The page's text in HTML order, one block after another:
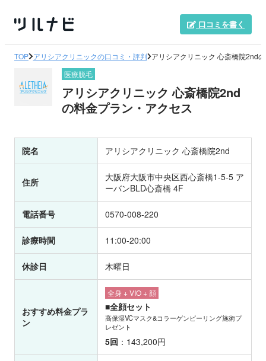
口コミを書く
TOP アリシアクリニックの口コミ・評判 アリシアクリニック 心斎橋院2nd
医療脱毛
アリシアクリニック 心斎橋院2nd
の料金プラン・アクセス
院名 アリシアクリニック 心斎橋院2nd
住所
大阪府大阪市中央区西心斎橋1-5-5 ア
ーバンBLD心斎橋 4F
電話番号 0570-008-220
診療時間 11:00-20:00
休診日 木曜日
おすすめ料金プラ
ン
全身 + VIO + 顔
■全顔セット
高保湿VCマスク&コラーゲンピーリング施術プ
レゼント
5回 ：143,200円